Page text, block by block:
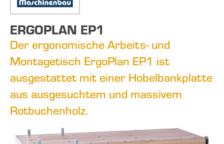
ERGOPLAN EP1
Der ergonomische Arbeits- und
Montagetisch ErgoPlan EP1 ist
ausgestattet mit einer Hobelbankplatte
aus ausgesuchtem und massivem
Rotbuchenholz.